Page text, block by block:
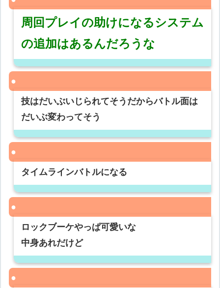
周回プレイの助けになるシステム
の追加はあるんだろうな
技はだいぶいじられてそうだからバトル面は
だいぶ変わってそう
タイムラインバトルになる
ロックブーケやっぱ可愛いな
中身あれだけど